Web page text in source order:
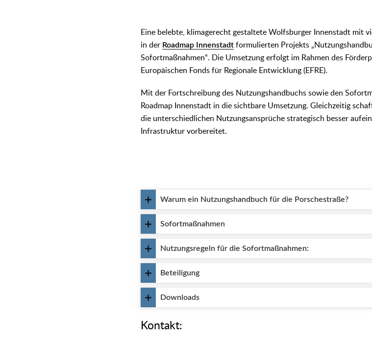
Eine belebte, klimagerecht gestaltete Wolfsburger Innenstadt mit
in der Roadmap Innenstadt formulierten Projekts
Sofortmaßnahmen“. Die Umsetzung erfolgt im Rahmen des
Europäischen Fonds für Regionale Entwicklung (EFRE).
Mit der Fortschreibung des Nutzungshandbuchs sowie den
Roadmap Innenstadt in die sichtbare Umsetzung. Gleichzeitig
die unterschiedlichen Nutzungsansprüche strategisch besser
Infrastruktur vorbereitet.
Warum ein Nutzungshandbuch für die Porschestraße?
Sofortmaßnahmen
Nutzungsregeln für die Sofortmaßnahmen:
Beteiligung
Downloads
Kontakt: